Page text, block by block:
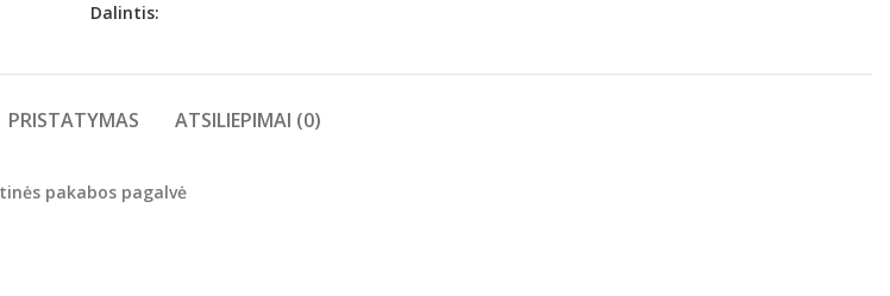
Dalintis:
PRISTATYMAS ATSILIEPIMAI (0)
pakabos pagalvė